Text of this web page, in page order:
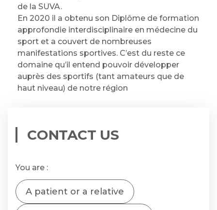
de la SUVA.
En 2020 il a obtenu son Diplôme de formation
approfondie interdisciplinaire en médecine du
sport et a couvert de nombreuses
manifestations sportives. C’est du reste ce
domaine qu’il entend pouvoir développer
auprès des sportifs (tant amateurs que de
haut niveau) de notre région
CONTACT US
You are :
A patient or a relative